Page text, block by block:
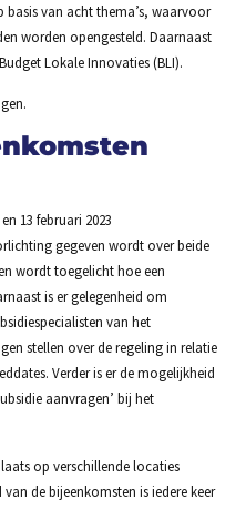
basis van acht thema’s, waarvoor
worden opengesteld. Daarnaast
Lokale Innovaties (BLI).
13 februari 2023
gegeven wordt over beide
wordt toegelicht hoe een
is er gelegenheid om
van het
stellen over de regeling in relatie
Verder is er de mogelijkheid
aanvragen’ bij het
op verschillende locaties
de bijeenkomsten is iedere keer